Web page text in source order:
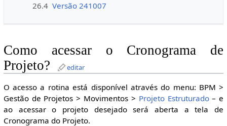
26.4 Versão 241007
Como acessar o Cronograma de
Projeto?
editar
O acesso a rotina está disponível através do menu: BPM >
Gestão de Projetos > Movimentos > Projeto Estruturado– e
ao acessar o projeto desejado será aberta a tela de
Cronograma do Projeto.